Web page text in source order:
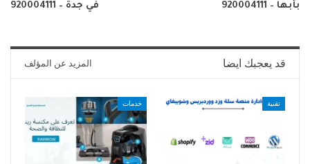
بأبها – 920004111
في جدة – 920004111
قد يعجبك ايضا المزيد عن المؤلف
تقنية خدمات